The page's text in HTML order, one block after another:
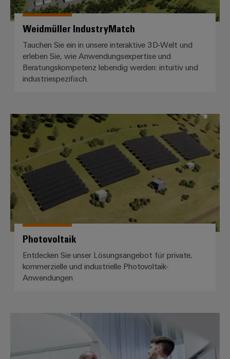
Abwasseraufbereitung
Lösungen
für
die
Wasser-
und
Abwasserindustrie
als
Schlüsseltechnologie
für
die
Energiewende
Windenergie
Effizienter
von
Windparks
Werkzeuge
Automaten
Software
Markierer
Industrieleuchte
Cabinet
Infrastructure
Assemblierungsservice
Bestückte
Modifizierte
und
bestückte
Gehäuse
Kabelkonfektionierung
Weidmüller IndustryMatch
Tauchen Sie ein in unsere interaktive 3D-Welt und
erleben Sie, wie Anwendungsexpertise und
Beratungskompetenz lebendig werden: intuitiv und
industriespezifisch.
Photovoltaik
Entdecken Sie unser Lösungsangebot für private,
kommerzielle und industrielle Photovoltaik-
Anwendungen